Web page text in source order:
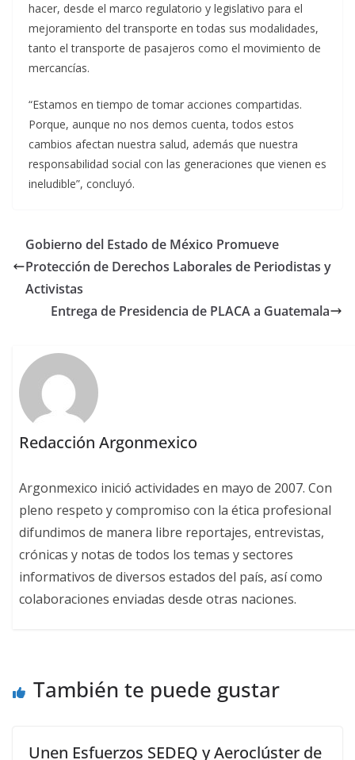
hacer, desde el marco regulatorio y legislativo para el
mejoramiento del transporte en todas sus modalidades,
tanto el transporte de pasajeros como el movimiento de
mercancías.
“Estamos en tiempo de tomar acciones compartidas.
Porque, aunque no nos demos cuenta, todos estos
cambios afectan nuestra salud, además que nuestra
responsabilidad social con las generaciones que vienen es
ineludible”, concluyó.
Gobierno del Estado de México Promueve
Protección de Derechos Laborales de Periodistas y
Activistas
Entrega de Presidencia de PLACA a Guatemala
Redacción Argonmexico
Argonmexico inició actividades en mayo de 2007. Con
pleno respeto y compromiso con la ética profesional
difundimos de manera libre reportajes, entrevistas,
crónicas y notas de todos los temas y sectores
informativos de diversos estados del país, así como
colaboraciones enviadas desde otras naciones.
También te puede gustar
Unen Esfuerzos SEDEQ y Aeroclúster de